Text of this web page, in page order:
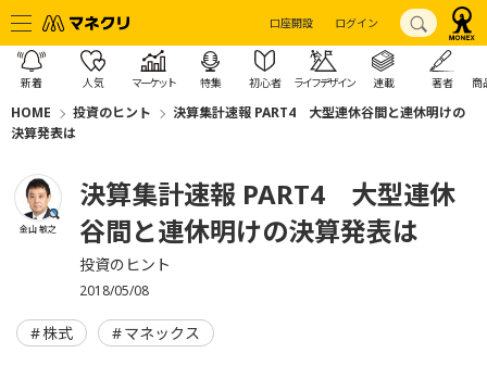
口座開設 ログイン
新着 人気 マーケット 特集 初心者 ライフデザイン 連載 著者 商
HOME 投資のヒント
決算集計速報 PART4 大型連休谷間と連休明けの
決算発表は
金山 敏之
決算集計速報 PART4 大型連休
谷間と連休明けの決算発表は
投資のヒント
2018/05/08
株式 マネックス